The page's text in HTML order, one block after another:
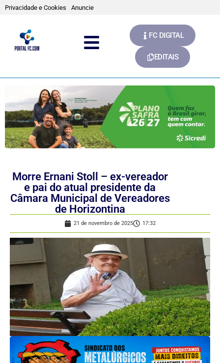
Privacidade e Cookies Anuncie
FC DIGITAL
EDITAIS
Morre Ernani Stoll – ex-vereador
e pai do atual presidente da
Câmara Municipal de Vereadores
de Horizontina
21 de novembro de 2025 17:32